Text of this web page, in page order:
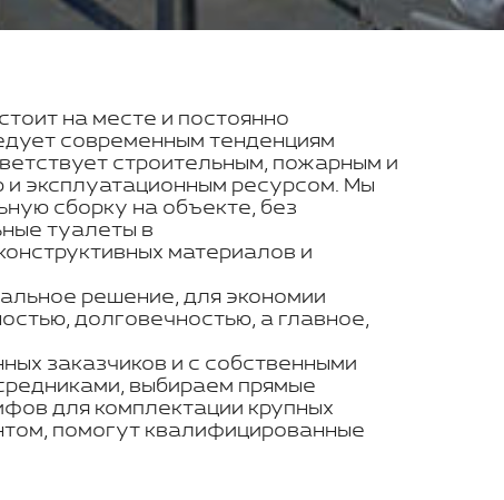
на месте и постоянно
современным тенденциям
строительным, пожарным и
эксплуатационным ресурсом. Мы
сборку на объекте, без
туалеты в
материалов и
решение, для экономии
долговечностью, а главное,
заказчиков и с собственными
выбираем прямые
для комплектации крупных
помогут квалифицированные